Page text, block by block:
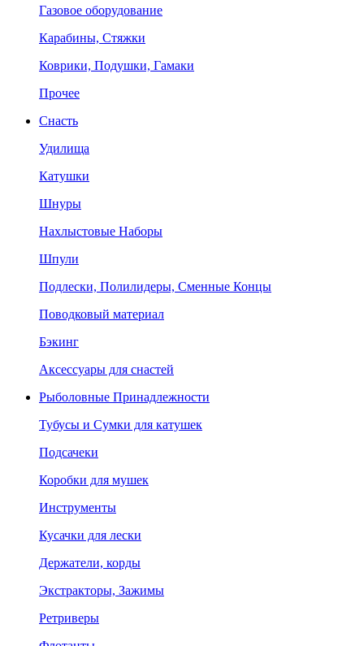
Газовое оборудование
Карабины, Стяжки
Коврики, Подушки, Гамаки
Прочее
Снасть
Удилища
Катушки
Шнуры
Нахлыстовые Наборы
Шпули
Подлески, Полилидеры, Сменные Концы
Поводковый материал
Бэкинг
Аксессуары для снастей
Рыболовные Принадлежности
Тубусы и Сумки для катушек
Подсачеки
Коробки для мушек
Инструменты
Кусачки для лески
Держатели, корды
Экстракторы, Зажимы
Ретриверы